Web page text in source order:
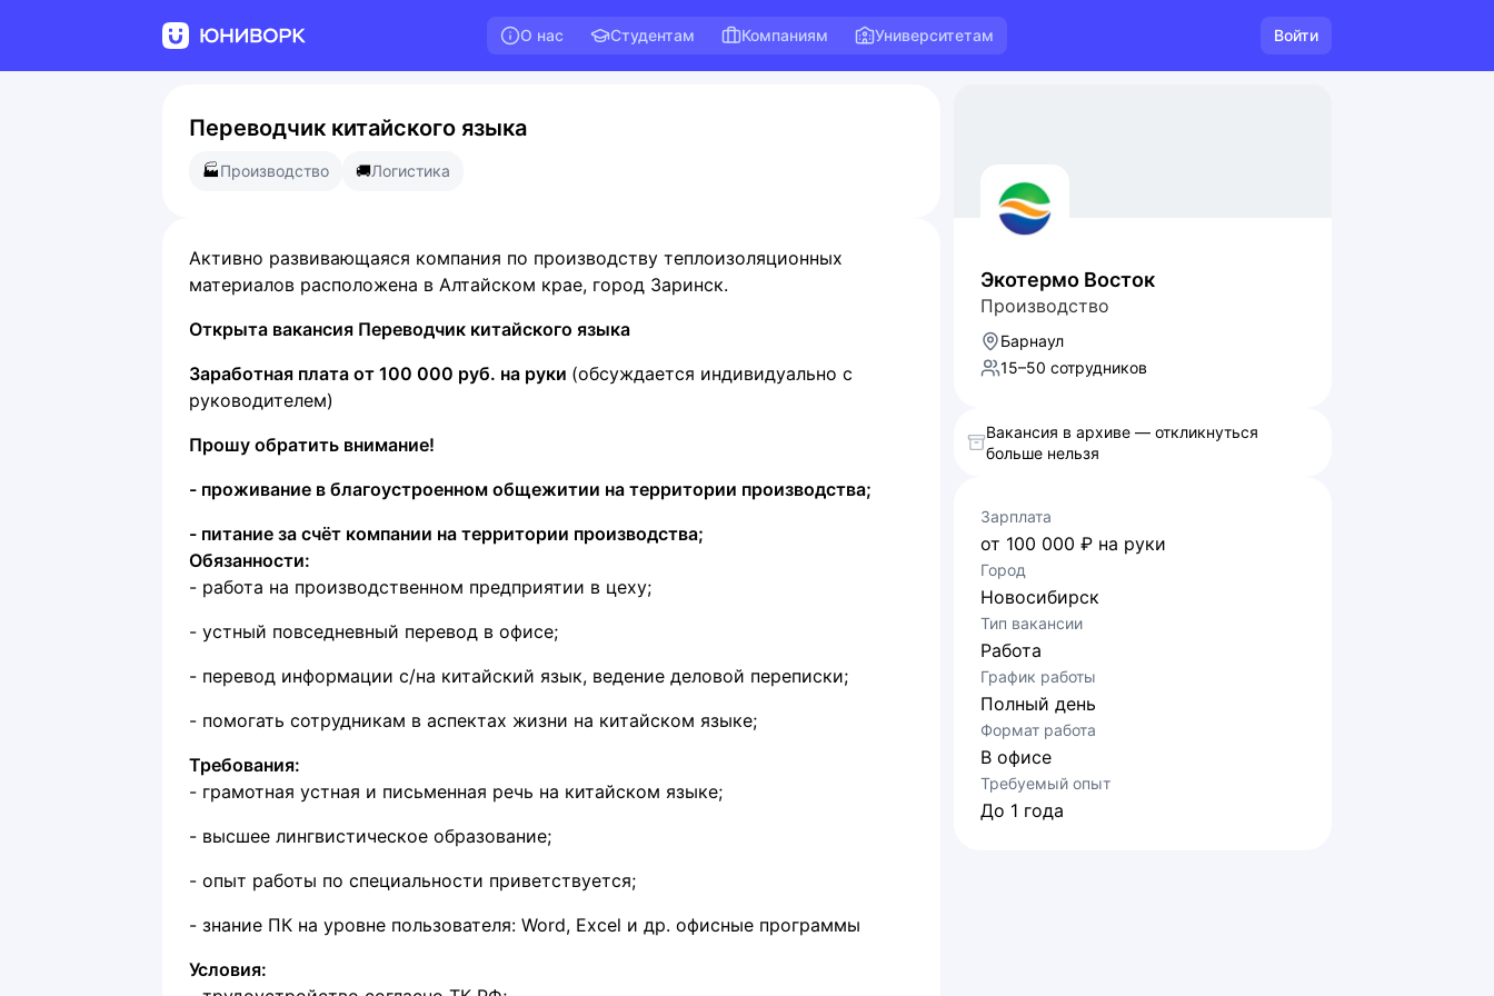
О нас Студентам Компаниям Университетам Войти
Переводчик китайского языка
🏭Производство 🚚Логистика
Активно развивающаяся компания по производству теплоизоляционных
материалов расположена в Алтайском крае, город Заринск.
Открыта вакансия Переводчик китайского языка
Заработная плата от 100 000 руб. на руки (обсуждается индивидуально с
руководителем)
Прошу обратить внимание!
- проживание в благоустроенном общежитии на территории производства;
- питание за счёт компании на территории производства;
Обязанности:
- работа на производственном предприятии в цеху;
- устный повседневный перевод в офисе;
- перевод информации с/на китайский язык, ведение деловой переписки;
- помогать сотрудникам в аспектах жизни на китайском языке;
Требования:
- грамотная устная и письменная речь на китайском языке;
- высшее лингвистическое образование;
- опыт работы по специальности приветствуется;
- знание ПК на уровне пользователя: Word, Excel и др. офисные программы
Условия:
Экотермо Восток
Производство
Барнаул
15–50 сотрудников
Вакансия в архиве — откликнуться
больше нельзя
Зарплата
от 100 000 ₽ на руки
Город
Новосибирск
Тип вакансии
Работа
График работы
Полный день
Формат работа
В офисе
Требуемый опыт
До 1 года